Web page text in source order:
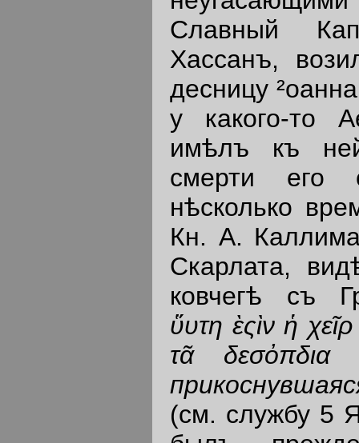
Славный
Хассанъ,
десницу
у какого-то
имѣлъ къ
смерти его
нѣсколько
Кн. А.
Скарлата,
ковчегѣ съ
ὕυτη ὲςὶν ἡ
τᾶ δεσὀπδια
(см. службу 5